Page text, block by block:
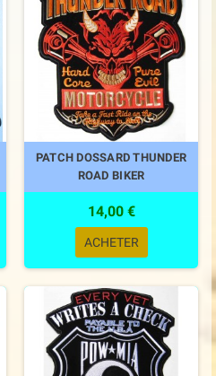
PATCH DOSSARD THUNDER
ROAD BIKER
14,00 €
ACHETER